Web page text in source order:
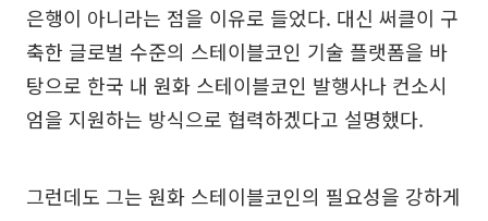
은행이 아니라는 점을 이유로 들었다. 대신 써클이 구
축한 글로벌 수준의 스테이블코인 기술 플랫폼을 바
탕으로 한국 내 원화 스테이블코인 발행사나 컨소시
엄을 지원하는 방식으로 협력하겠다고 설명했다.
그런데도 그는 원화 스테이블코인의 필요성을 강하게